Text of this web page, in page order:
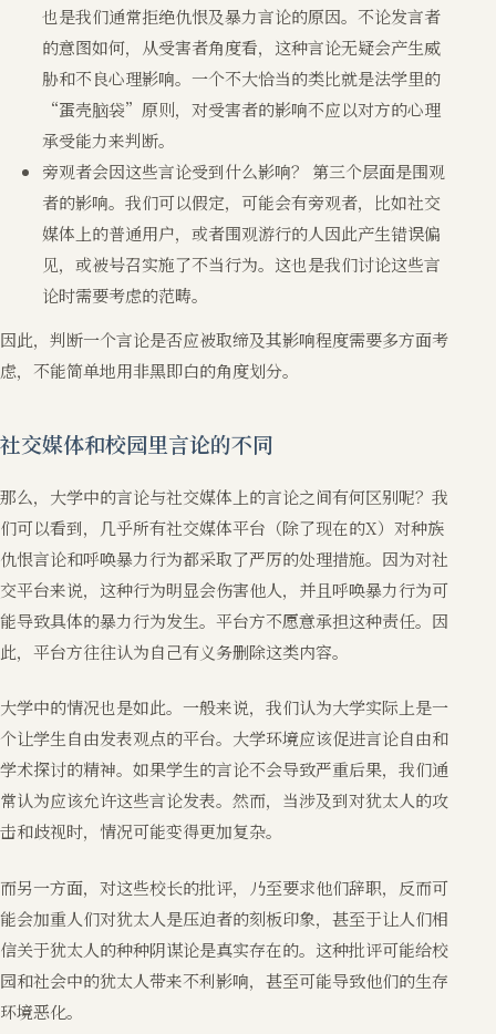
也是我们通常拒绝仇恨及暴力言论的原因。不论发言者
的意图如何，从受害者角度看，这种言论无疑会产生威
胁和不良心理影响。一个不大恰当的类比就是法学里的
“蛋壳脑袋”原则，对受害者的影响不应以对方的心理
承受能力来判断。
旁观者会因这些言论受到什么影响？ 第三个层面是围观
者的影响。我们可以假定，可能会有旁观者，比如社交
媒体上的普通用户，或者围观游行的人因此产生错误偏
见，或被号召实施了不当行为。这也是我们讨论这些言
论时需要考虑的范畴。
因此，判断一个言论是否应被取缔及其影响程度需要多方面考
虑，不能简单地用非黑即白的角度划分。
社交媒体和校园里言论的不同
那么，大学中的言论与社交媒体上的言论之间有何区别呢？我
们可以看到，几乎所有社交媒体平台（除了现在的X）对种族
仇恨言论和呼唤暴力行为都采取了严厉的处理措施。因为对社
交平台来说，这种行为明显会伤害他人，并且呼唤暴力行为可
能导致具体的暴力行为发生。平台方不愿意承担这种责任。因
此，平台方往往认为自己有义务删除这类内容。
大学中的情况也是如此。一般来说，我们认为大学实际上是一
个让学生自由发表观点的平台。大学环境应该促进言论自由和
学术探讨的精神。如果学生的言论不会导致严重后果，我们通
常认为应该允许这些言论发表。然而，当涉及到对犹太人的攻
击和歧视时，情况可能变得更加复杂。
而另一方面，对这些校长的批评，乃至要求他们辞职，反而可
能会加重人们对犹太人是压迫者的刻板印象，甚至于让人们相
信关于犹太人的种种阴谋论是真实存在的。这种批评可能给校
园和社会中的犹太人带来不利影响，甚至可能导致他们的生存
环境恶化。